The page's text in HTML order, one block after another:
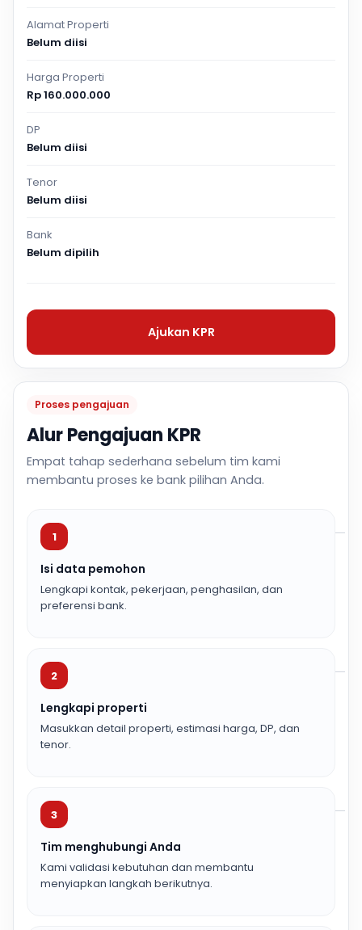
Proses pengajuan
Alur Pengajuan KPR
Empat tahap sederhana sebelum tim kami
membantu proses ke bank pilihan Anda.
1
Isi data pemohon
Lengkapi kontak, pekerjaan, penghasilan, dan
preferensi bank.
2
Lengkapi properti
Masukkan detail properti, estimasi harga, DP, dan
tenor.
3
Tim menghubungi Anda
Kami validasi kebutuhan dan membantu
menyiapkan langkah berikutnya.
Alamat Properti
Belum diisi
Harga Properti
Rp 160.000.000
DP
Belum diisi
Tenor
Belum diisi
Bank
Belum dipilih
Ajukan KPR